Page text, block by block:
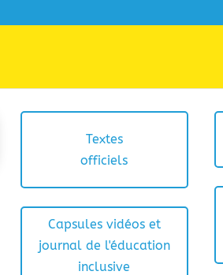
Textes
officiels
Capsules vidéos et
journal de l'éducation
inclusive